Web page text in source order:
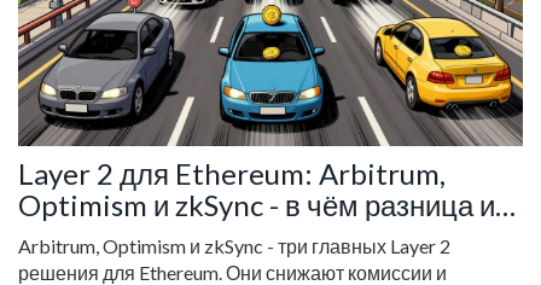
Layer 2 для Ethereum: Arbitrum,
Optimism и zkSync - в чём разница и
как выбрать
Arbitrum, Optimism и zkSync - три главных Layer 2
решения для Ethereum. Они снижают комиссии и